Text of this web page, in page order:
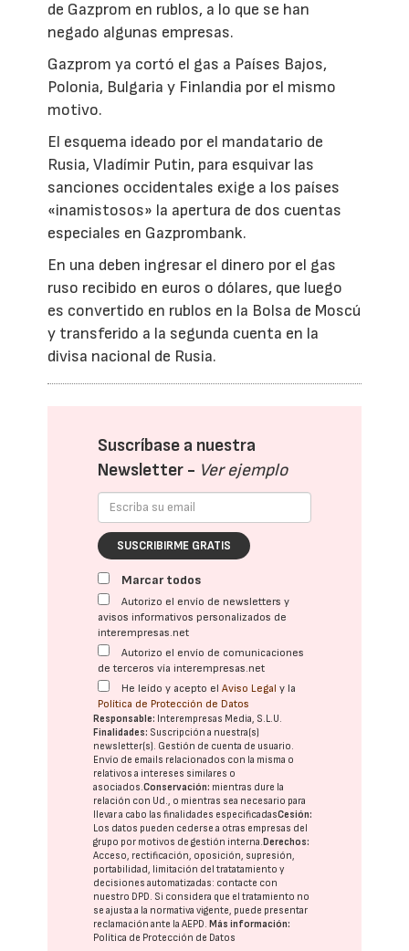
de Gazprom en rublos, a lo que se han
negado algunas empresas.
Gazprom ya cortó el gas a Países Bajos,
Polonia, Bulgaria y Finlandia por el mismo
motivo.
El esquema ideado por el mandatario de
Rusia, Vladímir Putin, para esquivar las
sanciones occidentales exige a los países
«inamistosos» la apertura de dos cuentas
especiales en Gazprombank.
En una deben ingresar el dinero por el gas
ruso recibido en euros o dólares, que luego
es convertido en rublos en la Bolsa de Moscú
y transferido a la segunda cuenta en la
divisa nacional de Rusia.
Suscríbase a nuestra
Newsletter - Ver ejemplo
SUSCRIBIRME GRATIS
Marcar todos
Autorizo el envío de newsletters y
avisos informativos personalizados de
interempresas.net
Autorizo el envío de comunicaciones
de terceros vía interempresas.net
He leído y acepto elAviso Legal y la
Política de Protección de Datos
Responsable: Interempresas Media, S.L.U.
Finalidades: Suscripción a nuestra(s)
newsletter(s). Gestión de cuenta de usuario.
Envío de emails relacionados con la misma o
relativos a intereses similares o
asociados.Conservación: mientras dure la
relación con Ud., o mientras sea necesario para
llevar a cabo las finalidades especificadasCesión:
Los datos pueden cederse a otras empresas del
grupo por motivos de gestión interna.Derechos:
Acceso, rectificación, oposición, supresión,
portabilidad, limitación del tratatamiento y
decisiones automatizadas: contacte con
nuestro DPD. Si considera que el tratamiento no
se ajusta a la normativa vigente, puede presentar
reclamación ante laAEPD.Más información:
Política de Protección de Datos